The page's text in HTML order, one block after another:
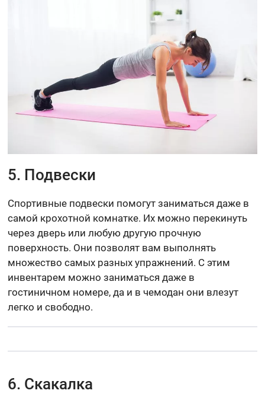
5. Подвески
Спортивные подвески помогут заниматься даже в
самой крохотной комнатке. Их можно перекинуть
через дверь или любую другую прочную
поверхность. Они позволят вам выполнять
множество самых разных упражнений. С этим
инвентарем можно заниматься даже в
гостиничном номере, да и в чемодан они влезут
легко и свободно.
6. Скакалка